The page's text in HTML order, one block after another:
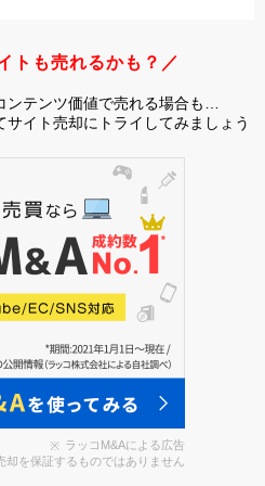
トも売れるかも？／
ンテンツ価値で売れる場合も…
サイト売却にトライしてみましょう
ラッコM&Aによる広告
却を保証するものではありません